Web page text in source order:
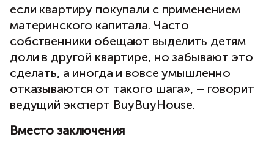
если квартиру покупали с применением
материнского капитала. Часто
собственники обещают выделить детям
доли в другой квартире, но забывают это
сделать, а иногда и вовсе умышленно
отказываются от такого шага», – говорит
ведущий эксперт BuyBuyHouse.
Вместо заключения